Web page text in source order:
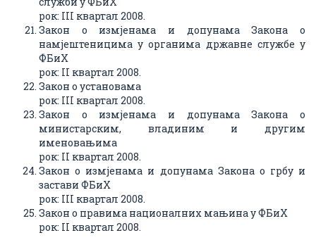
рок: III квартал 2008.
Закон о измјенама и допунама Закона о
намјештеницима у органима државне службе у
ФБиХ
рок: II квартал 2008.
Закон о установама
рок: III квартал 2008.
Закон о измјенама и допунама Закона о
министарским, владиним и другим
именовањима
рок: II квартал 2008.
Закон о измјенама и допунама Закона о грбу и
застави ФБиХ
рок: III квартал 2008.
Закон о правима националних мањина у ФБиХ
рок: II квартал 2008.